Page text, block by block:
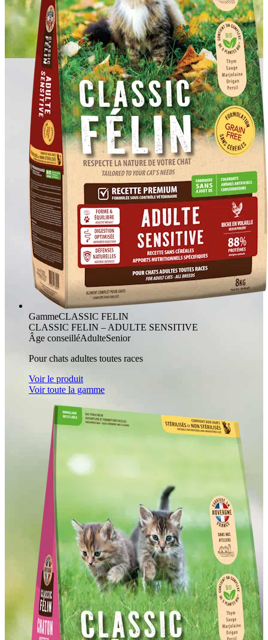
GammeCLASSIC FELIN
CLASSIC FELIN – ADULTE SENSITIVE
Âge conseilléAdulteSenior
Pour chats adultes toutes races
Voir le produit
Voir toute la gamme